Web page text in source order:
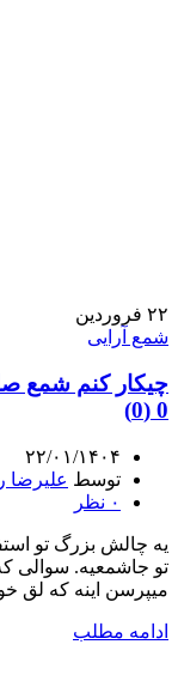
۲۲ فروردین
شمع آرایی
چیکار کنم شمع
0 (0)
۲۲/۰۱/۱۴۰۴
توسط علیرضا
۰ نظر
یه چالش بزرگ تو
تو جاشمعیه. سوالی
میپرسن اینه که لق
ادامه مطلب